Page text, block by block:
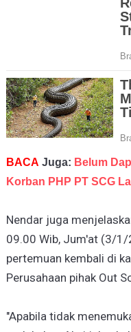
BACA Juga: Belum
Korban PHP PT SCG
Nendar juga
09.00 Wib, Jum'at (3/
pertemuan kembali di
Perusahaan pihak Out
"Apabila tidak